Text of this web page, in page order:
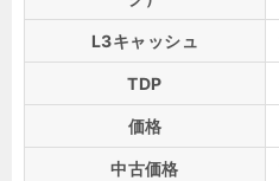
L3キャッシュ
TDP
価格
中古価格